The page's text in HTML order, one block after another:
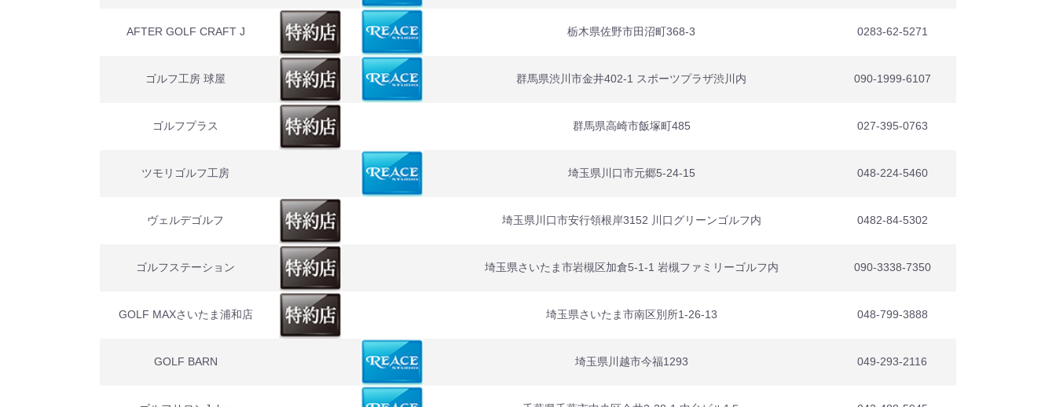
AFTER GOLF CRAFT J 栃木県佐野市田沼町368-3 0283-62-5271
ゴルフ工房 球屋 群馬県渋川市金井402-1 スポーツプラザ渋川内 090-1999-6107
ゴルフプラス 群馬県高崎市飯塚町485 027-395-0763
ツモリゴルフ工房 埼玉県川口市元郷5-24-15 048-224-5460
ヴェルデゴルフ 埼玉県川口市安行領根岸3152 川口グリーンゴルフ内 0482-84-5302
ゴルフステーション 埼玉県さいたま市岩槻区加倉5-1-1 岩槻ファミリーゴルフ内 090-3338-7350
GOLF MAXさいたま浦和店 埼玉県さいたま市南区別所1-26-13 048-799-3888
GOLF BARN 埼玉県川越市今福1293 049-293-2116